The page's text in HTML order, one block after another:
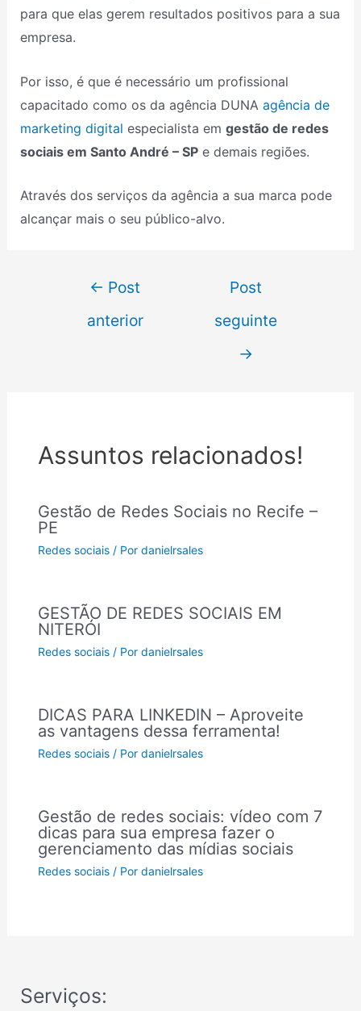
para que elas gerem resultados positivos para a sua
empresa.
Por isso, é que é necessário um profissional
capacitado como os da agência DUNA agência de
marketing digital especialista em gestão de redes
sociais em Santo André – SPe demais regiões.
Através dos serviços da agência a sua marca pode
alcançar mais o seu público-alvo.
← Post
anterior
Post
seguinte
→
Assuntos relacionados!
Gestão de Redes Sociais no Recife –
PE
Redes sociais / Pordanielrsales
GESTÃO DE REDES SOCIAIS EM
NITERÓI
Redes sociais / Pordanielrsales
DICAS PARA LINKEDIN – Aproveite
as vantagens dessa ferramenta!
Redes sociais / Pordanielrsales
Gestão de redes sociais: vídeo com 7
dicas para sua empresa fazer o
gerenciamento das mídias sociais
Redes sociais / Pordanielrsales
Serviços: